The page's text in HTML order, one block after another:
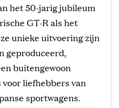
het 50-jarig jubileum
GT-R als het
unieke uitvoering zijn
geproduceerd,
buitengewoon
liefhebbers van
sportwagens.